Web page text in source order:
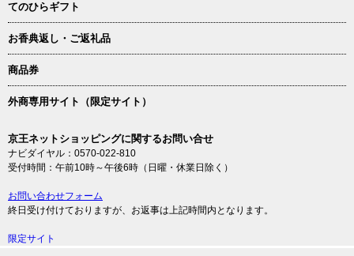
てのひらギフト
お香典返し・ご返礼品
商品券
外商専用サイト（限定サイト）
京王ネットショッピングに関するお問い合せ
ナビダイヤル：0570-022-810
受付時間：午前10時～午後6時（日曜・休業日除く）
お問い合わせフォーム
終日受け付けておりますが、お返事は上記時間内となります。
限定サイト